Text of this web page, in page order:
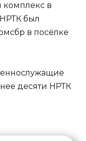
в
был
в посёлке
десяти НРТК